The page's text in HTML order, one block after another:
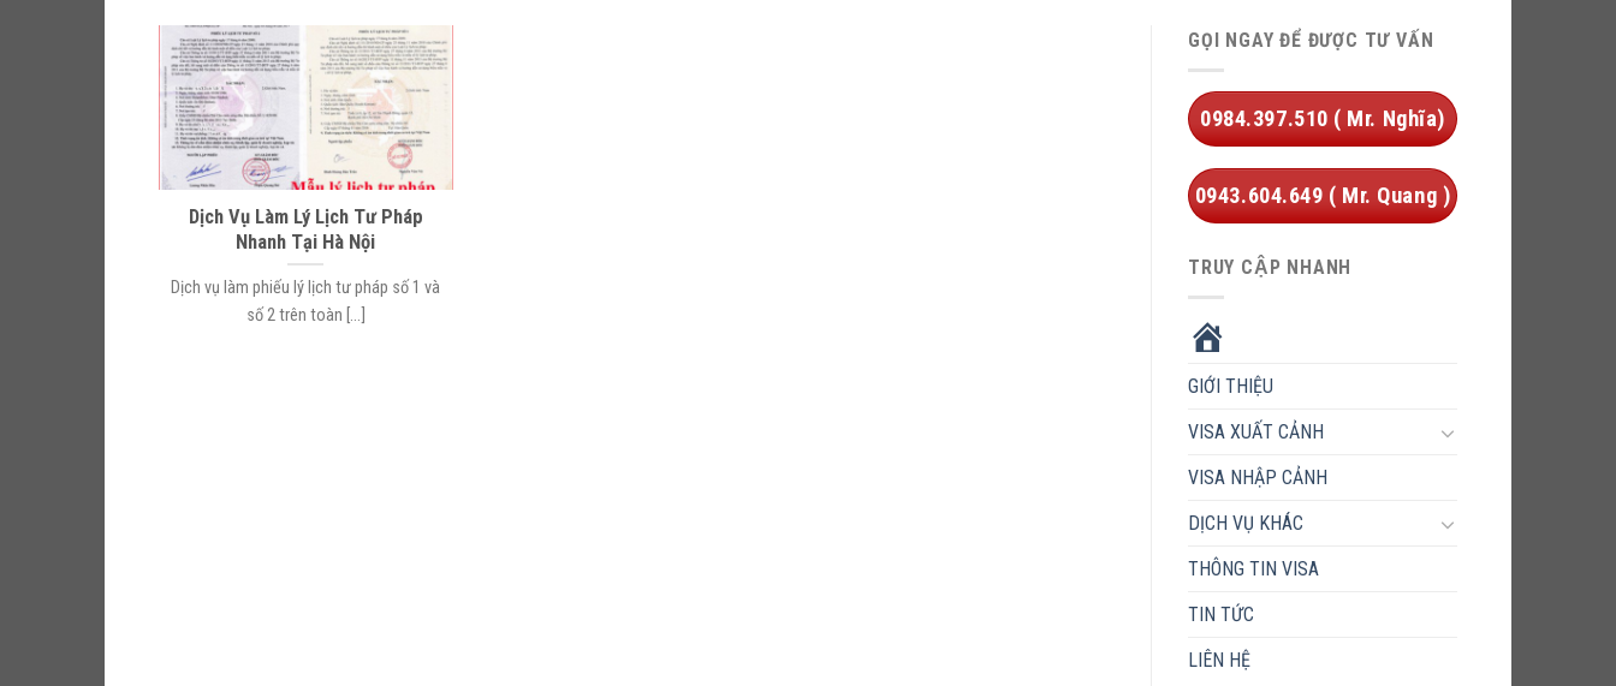
Dịch Vụ Làm Lý Lịch Tư Pháp
Nhanh Tại Hà Nội
Dịch vụ làm phiếu lý lịch tư pháp số 1 và
số 2 trên toàn [...]
GỌI NGAY ĐỂ ĐƯỢC TƯ VẤN
0984.397.510 ( Mr. Nghĩa)
0943.604.649 ( Mr. Quang )
TRUY CẬP NHANH
GIỚI THIỆU
VISA XUẤT CẢNH
VISA NHẬP CẢNH
DỊCH VỤ KHÁC
THÔNG TIN VISA
TIN TỨC
LIÊN HỆ